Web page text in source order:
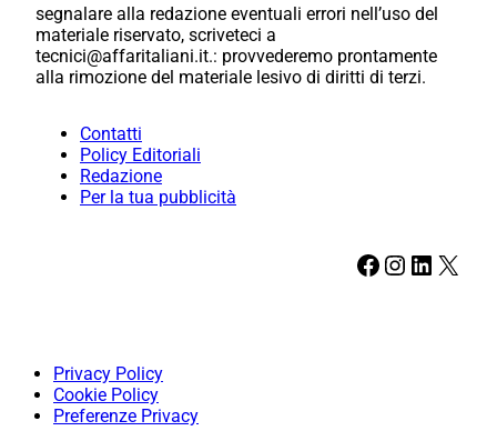
segnalare alla redazione eventuali errori nell’uso del
materiale riservato, scriveteci a
tecnici@affaritaliani.it.: provvederemo prontamente
alla rimozione del materiale lesivo di diritti di terzi.
Contatti
Policy Editoriali
Redazione
Per la tua pubblicità
Facebook Instagram LinkedIn X
Privacy Policy
Cookie Policy
Preferenze Privacy